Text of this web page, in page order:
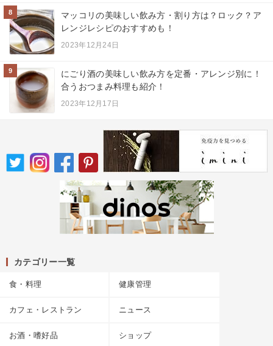
8
マッコリの美味しい飲み方・割り方は？ロック？ア
レンジレシピのおすすめも！
2023年12月24日
9
にごり酒の美味しい飲み方を定番・アレンジ別に！
合うおつまみ料理も紹介！
2023年12月17日
カテゴリー一覧
食・料理 健康管理
カフェ・レストラン ニュース
お酒・嗜好品 ショップ